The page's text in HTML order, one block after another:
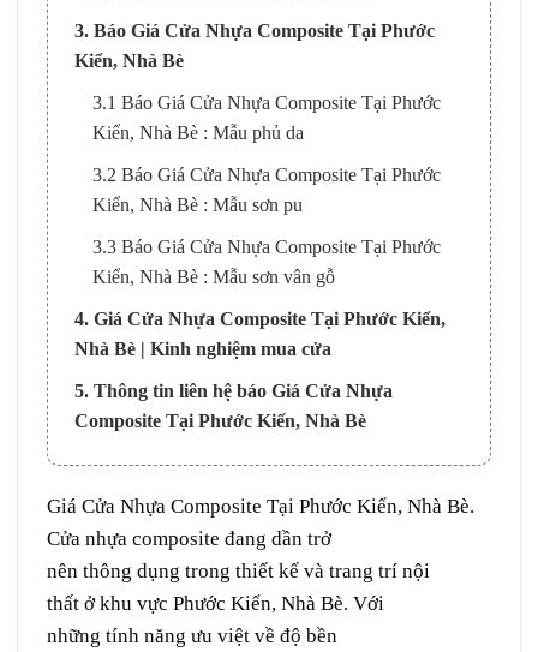
3. Báo Giá Cửa Nhựa Composite Tại Phước
Kiển, Nhà Bè
3.1 Báo Giá Cửa Nhựa Composite Tại Phước
Kiển, Nhà Bè : Mẫu phủ da
3.2 Báo Giá Cửa Nhựa Composite Tại Phước
Kiển, Nhà Bè : Mẫu sơn pu
3.3 Báo Giá Cửa Nhựa Composite Tại Phước
Kiển, Nhà Bè : Mẫu sơn vân gỗ
4. Giá Cửa Nhựa Composite Tại Phước Kiển,
Nhà Bè | Kinh nghiệm mua cửa
5. Thông tin liên hệ báo Giá Cửa Nhựa
Composite Tại Phước Kiển, Nhà Bè
Giá Cửa Nhựa Composite Tại Phước Kiển, Nhà Bè.
Cửa nhựa composite đang dần trở
nên thông dụng trong thiết kế và trang trí nội
thất ở khu vực Phước Kiển, Nhà Bè. Với
những tính năng ưu việt về độ bền